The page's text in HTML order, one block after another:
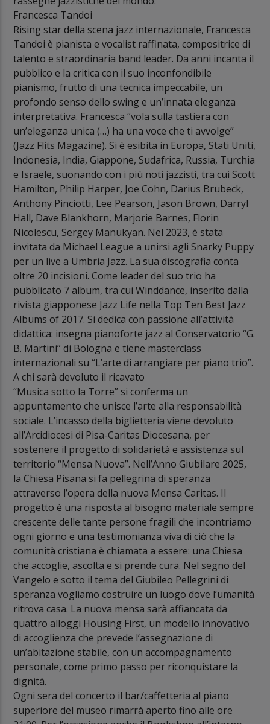
Francesca Tandoi
Rising star della scena jazz internazionale, Francesca
Tandoi è pianista e vocalist raffinata, compositrice di
talento e straordinaria band leader. Da anni incanta il
pubblico e la critica con il suo inconfondibile
pianismo, frutto di una tecnica impeccabile, un
profondo senso dello swing e un’innata eleganza
interpretativa. Francesca “vola sulla tastiera con
un’eleganza unica (…) ha una voce che ti avvolge”
(Jazz Flits Magazine). Si è esibita in Europa, Stati Uniti,
Indonesia, India, Giappone, Sudafrica, Russia, Turchia
e Israele, suonando con i più noti jazzisti, tra cui Scott
Hamilton, Philip Harper, Joe Cohn, Darius Brubeck,
Anthony Pinciotti, Lee Pearson, Jason Brown, Darryl
Hall, Dave Blankhorn, Marjorie Barnes, Florin
Nicolescu, Sergey Manukyan. Nel 2023, è stata
invitata da Michael League a unirsi agli Snarky Puppy
per un live a Umbria Jazz. La sua discografia conta
oltre 20 incisioni. Come leader del suo trio ha
pubblicato 7 album, tra cui Winddance, inserito dalla
rivista giapponese Jazz Life nella Top Ten Best Jazz
Albums of 2017. Si dedica con passione all’attività
didattica: insegna pianoforte jazz al Conservatorio “G.
B. Martini” di Bologna e tiene masterclass
internazionali su “L’arte di arrangiare per piano trio”.
A chi sarà devoluto il ricavato
“Musica sotto la Torre” si conferma un
appuntamento che unisce l’arte alla responsabilità
sociale. L’incasso della biglietteria viene devoluto
all’Arcidiocesi di Pisa-Caritas Diocesana, per
sostenere il progetto di solidarietà e assistenza sul
territorio “Mensa Nuova”. Nell’Anno Giubilare 2025,
la Chiesa Pisana si fa pellegrina di speranza
attraverso l’opera della nuova Mensa Caritas. Il
progetto è una risposta al bisogno materiale sempre
crescente delle tante persone fragili che incontriamo
ogni giorno e una testimonianza viva di ciò che la
comunità cristiana è chiamata a essere: una Chiesa
che accoglie, ascolta e si prende cura. Nel segno del
Vangelo e sotto il tema del Giubileo Pellegrini di
speranza vogliamo costruire un luogo dove l’umanità
ritrova casa. La nuova mensa sarà affiancata da
quattro alloggi Housing First, un modello innovativo
di accoglienza che prevede l’assegnazione di
un’abitazione stabile, con un accompagnamento
personale, come primo passo per riconquistare la
dignità.
Ogni sera del concerto il bar/caffetteria al piano
superiore del museo rimarrà aperto fino alle ore